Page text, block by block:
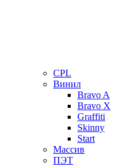
CPL
Винил
Bravo A
Bravo X
Graffiti
Skinny
Start
Массив
ПЭТ